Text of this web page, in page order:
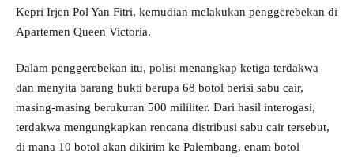
Kepri Irjen Pol Yan Fitri, kemudian melakukan penggerebekan di
Apartemen Queen Victoria.
Dalam penggerebekan itu, polisi menangkap ketiga terdakwa
dan menyita barang bukti berupa 68 botol berisi sabu cair,
masing-masing berukuran 500 mililiter. Dari hasil interogasi,
terdakwa mengungkapkan rencana distribusi sabu cair tersebut,
di mana 10 botol akan dikirim ke Palembang, enam botol